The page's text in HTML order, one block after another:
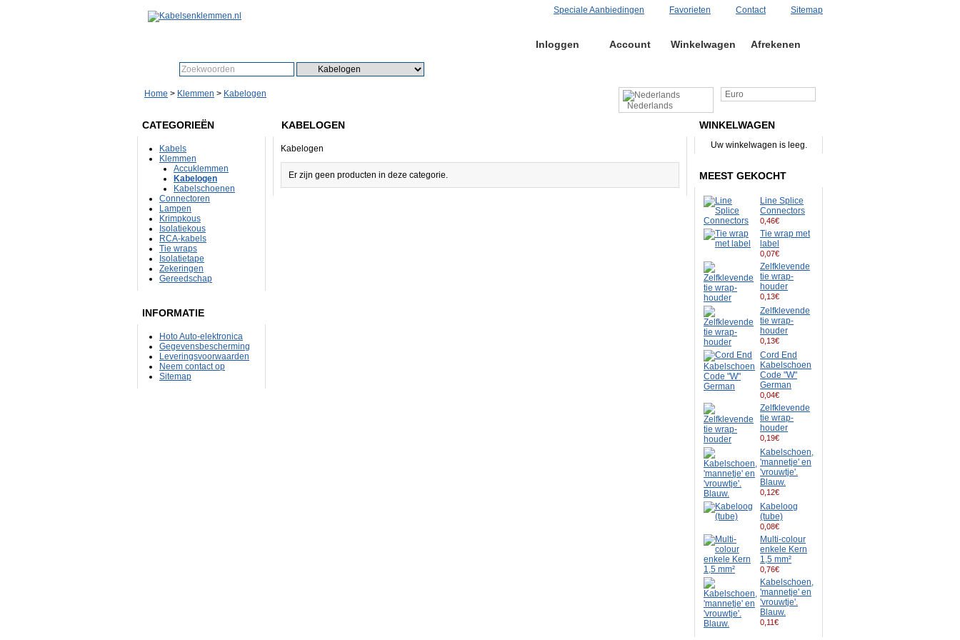
Speciale Aanbiedingen Favorieten Contact Sitemap
Inloggen Account Winkelwagen Afrekenen
Home > Klemmen > Kabelogen
Euro
Nederlands
CATEGORIEËN
Kabels
Klemmen
Accuklemmen
Kabelogen
Kabelschoenen
Connectoren
Lampen
Krimpkous
Isolatiekous
RCA-kabels
Tie wraps
Isolatietape
Zekeringen
Gereedschap
INFORMATIE
Hoto Auto-elektronica
Gegevensbescherming
Leveringsvoorwaarden
Neem contact op
Sitemap
WINKELWAGEN
Uw winkelwagen is leeg.
MEEST GEKOCHT
Line Splice
Connectors
0,46€
Tie wrap met
label
0,07€
Zelfklevende
tie wrap-
houder
0,13€
Zelfklevende
tie wrap-
houder
0,13€
Cord End
Kabelschoen
Code "W"
German
0,04€
Zelfklevende
tie wrap-
houder
0,19€
Kabelschoen,
'mannetje' en
'vrouwtje'.
Blauw.
0,12€
Kabeloog
(tube)
0,08€
Multi-colour
enkele Kern
1,5 mm²
0,76€
Kabelschoen,
'mannetje' en
'vrouwtje'.
Blauw.
0,11€
KABELOGEN
Kabelogen
Er zijn geen producten in deze categorie.